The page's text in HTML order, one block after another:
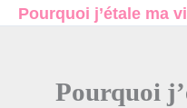
Pourquoi j’étale ma
Pourquoi